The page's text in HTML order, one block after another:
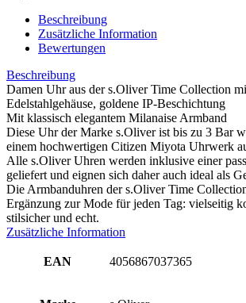
Beschreibung
Zusätzliche Information
Bewertungen
Beschreibung
Damen Uhr aus der s.Oliver Time Collection
Edelstahlgehäuse, goldene IP-Beschichtung
Mit klassisch elegantem Milanaise Armband
Diese Uhr der Marke s.Oliver ist bis zu 3 Bar
einem hochwertigen Citizen Miyota Uhrwerk
Alle s.Oliver Uhren werden inklusive einer
geliefert und eignen sich daher auch ideal als
Die Armbanduhren der s.Oliver Time
Ergänzung zur Mode für jeden Tag: vielseitig
stilsicher und echt.
Zusätzliche Information
EAN 4056867037365